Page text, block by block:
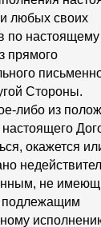
любых своих
по настоящему
прямого
Стороны.
либо из
окажется
не
подлежащим